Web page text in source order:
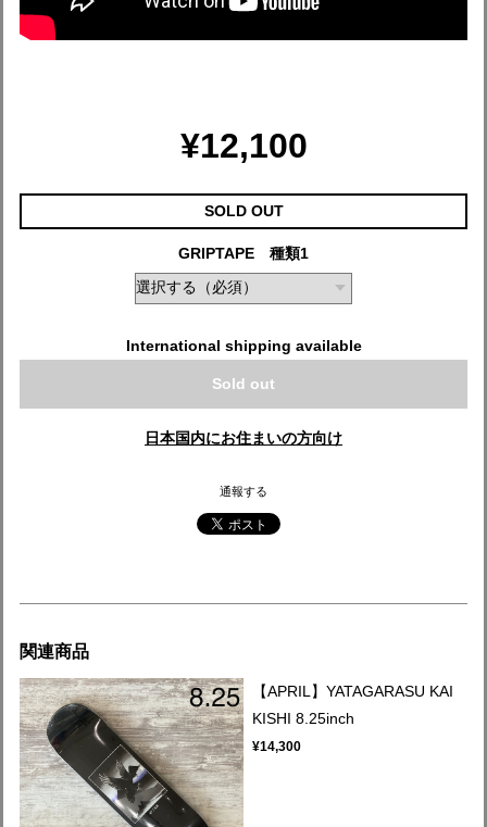
¥12,100
SOLD OUT
GRIPTAPE 種類1
International shipping available
Sold out
日本国内にお住まいの方向け
通報する
関連商品
【APRIL】YATAGARASU KAI
KISHI 8.25inch
¥14,300